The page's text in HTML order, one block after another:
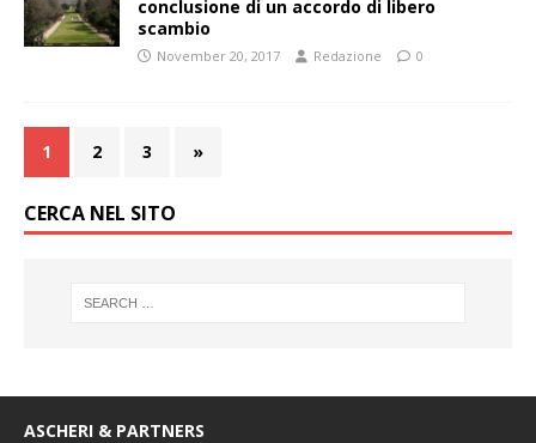
conclusione di un accordo di libero
scambio
November 20, 2017 Redazione 0
1 2 3 »
CERCA NEL SITO
ASCHERI & PARTNERS